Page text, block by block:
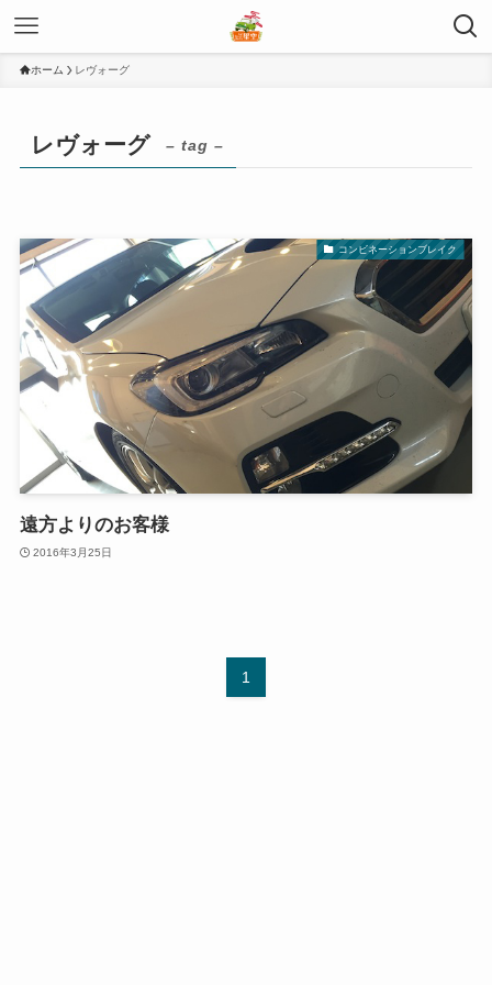
ホーム レヴォーグ
レヴォーグ – tag –
コンビネーションブレイク
遠方よりのお客様
2016年3月25日
1